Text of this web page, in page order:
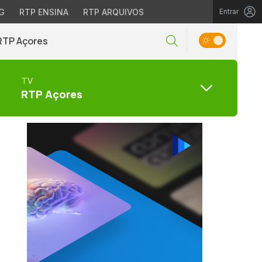
RTP ENSINA RTP ARQUIVOS Entrar
Açores
TV
RTP Açores